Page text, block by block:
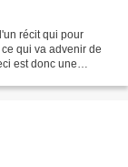
récit qui pour
qui va advenir de
est donc une